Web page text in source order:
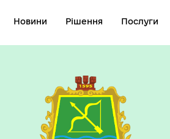
Новини Рішення Послуги